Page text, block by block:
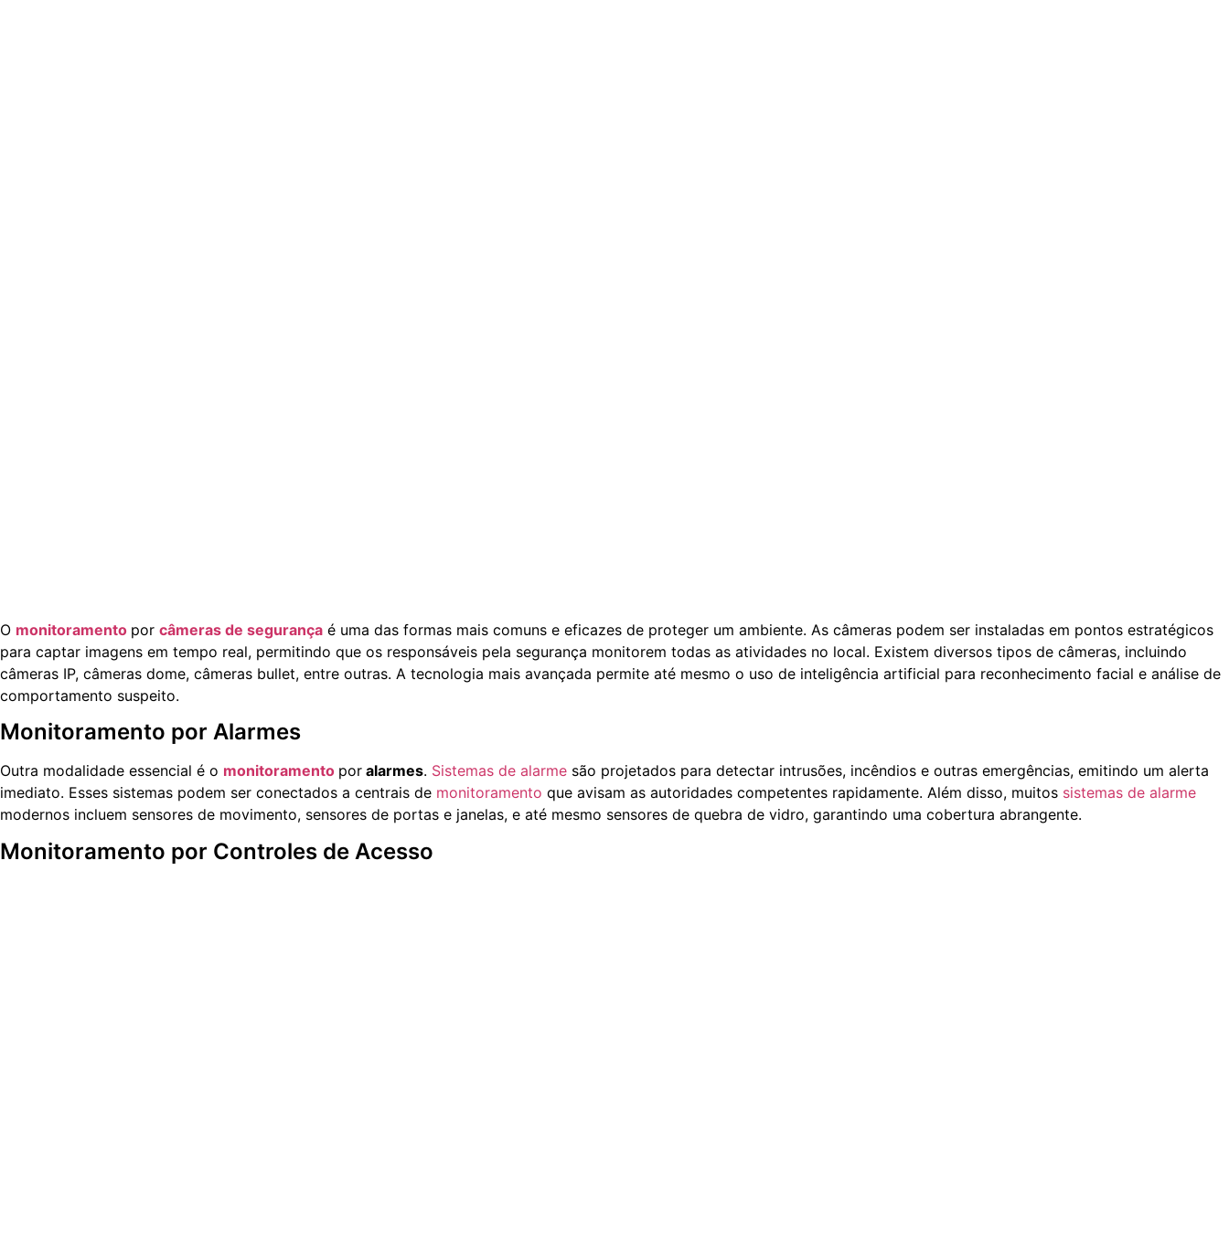
O monitoramento por câmeras de segurança é uma das formas mais comuns e eficazes de proteger um ambiente. As câmeras podem ser instaladas em pontos estratégicos
para captar imagens em tempo real, permitindo que os responsáveis pela segurança monitorem todas as atividades no local. Existem diversos tipos de câmeras, incluindo
câmeras IP, câmeras dome, câmeras bullet, entre outras. A tecnologia mais avançada permite até mesmo o uso de inteligência artificial para reconhecimento facial e análise de
comportamento suspeito.
Monitoramento por Alarmes
Outra modalidade essencial é o monitoramento por alarmes. Sistemas de alarme são projetados para detectar intrusões, incêndios e outras emergências, emitindo um alerta
imediato. Esses sistemas podem ser conectados a centrais de monitoramento que avisam as autoridades competentes rapidamente. Além disso, muitos sistemas de alarme
modernos incluem sensores de movimento, sensores de portas e janelas, e até mesmo sensores de quebra de vidro, garantindo uma cobertura abrangente.
Monitoramento por Controles de Acesso